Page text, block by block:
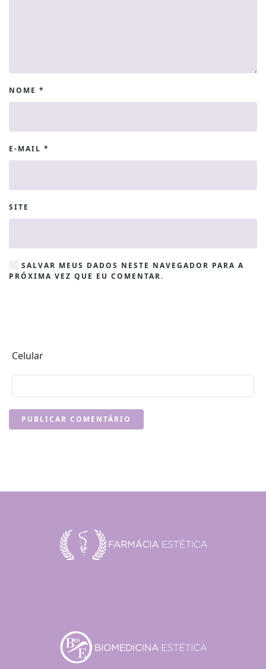
NOME *
E-MAIL *
SITE
SALVAR MEUS DADOS NESTE NAVEGADOR PARA A
PRÓXIMA VEZ QUE EU COMENTAR.
Celular
PUBLICAR COMENTÁRIO